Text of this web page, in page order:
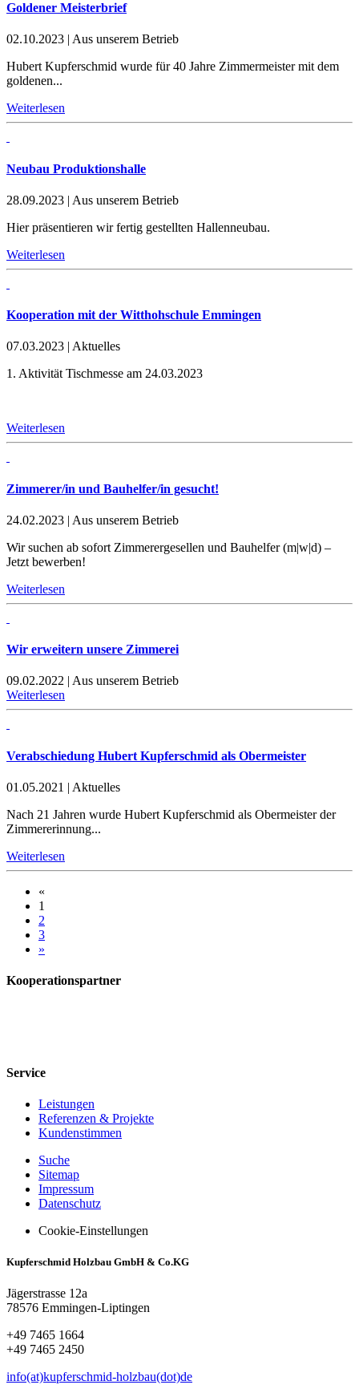
Goldener Meisterbrief
02.10.2023 | Aus unserem Betrieb
Hubert Kupferschmid wurde für 40 Jahre Zimmermeister mit dem
goldenen...
Weiterlesen
Neubau Produktionshalle
28.09.2023 | Aus unserem Betrieb
Hier präsentieren wir fertig gestellten Hallenneubau.
Weiterlesen
Kooperation mit der Witthohschule Emmingen
07.03.2023 | Aktuelles
1. Aktivität Tischmesse am 24.03.2023
Weiterlesen
Zimmerer/in und Bauhelfer/in gesucht!
24.02.2023 | Aus unserem Betrieb
Wir suchen ab sofort Zimmerergesellen und Bauhelfer (m|w|d) –
Jetzt bewerben!
Weiterlesen
Wir erweitern unsere Zimmerei
09.02.2022 | Aus unserem Betrieb
Weiterlesen
Verabschiedung Hubert Kupferschmid als Obermeister
01.05.2021 | Aktuelles
Nach 21 Jahren wurde Hubert Kupferschmid als Obermeister der
Zimmererinnung...
Weiterlesen
«
1
2
3
»
Kooperationspartner
Service
Leistungen
Referenzen & Projekte
Kundenstimmen
Suche
Sitemap
Impressum
Datenschutz
Cookie-Einstellungen
Kupferschmid Holzbau GmbH & Co.KG
Jägerstrasse 12a
78576 Emmingen-Liptingen
+49 7465 1664
+49 7465 2450
info(at)kupferschmid-holzbau(dot)de